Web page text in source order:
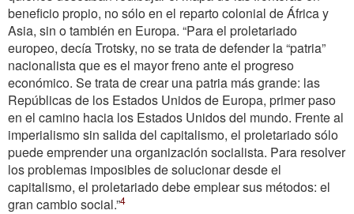
beneficio propio, no sólo en el reparto colonial de África y
Asia, sin o también en Europa. “Para el proletariado
europeo, decía Trotsky, no se trata de defender la “patria”
nacionalista que es el mayor freno ante el progreso
económico. Se trata de crear una patria más grande: las
Repúblicas de los Estados Unidos de Europa, primer paso
en el camino hacia los Estados Unidos del mundo. Frente al
imperialismo sin salida del capitalismo, el proletariado sólo
puede emprender una organización socialista. Para resolver
los problemas imposibles de solucionar desde el
capitalismo, el proletariado debe emplear sus métodos: el
gran cambio social.”4